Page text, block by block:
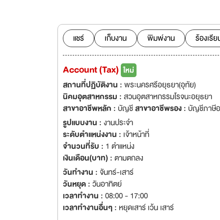
แบรนด์ บริษัทได้
อุตสาหกรรม ผลิ
โทรคมนาคมและร
ที่ 7 มิถุนายน ค.ศ.
แชร์ เก็บงาน พิมพ์งาน ร้องเรี
Account (Tax) ใหม่
สถานที่ปฏิบัติงาน :พระนครศรีอยุธยา(อุทัย)
นิคมอุตสาหกรรม :สวนอุตสาหกรรมโรจนะอยุธยา
สาขาอาชีพหลัก :บัญชีสาขาอาชีพรอง :บัญชีภาษี
รูปแบบงาน :งานประจำ
ระดับตำแหน่งงาน : เจ้าหน้าที่
จำนวนที่รับ : 1 ตำแหน่ง
เงินเดือน(บาท) :ตามตกลง
วันทำงาน : จันทร์-เสาร์
วันหยุด :วันอาทิตย์
เวลาทำงาน :08:00 - 17:00
เวลาทำงานอื่นๆ :หยุดเสาร์ เว้น เสาร์